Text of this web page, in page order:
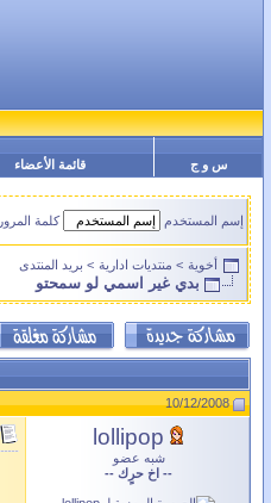
س و ج قائمة الأعضاء
إسم المستخدم كلمة المرور
أخوية > منتديات ادارية > بريد المنتدى
بدي غير اسمي لو سمحتو
10/12/2008
lollipop
شبه عضو
-- اخ حرٍك --